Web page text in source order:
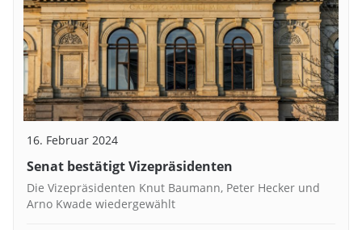
16. Februar 2024
Senat bestätigt Vizepräsidenten
Die Vizepräsidenten Knut Baumann, Peter Hecker und
Arno Kwade wiedergewählt